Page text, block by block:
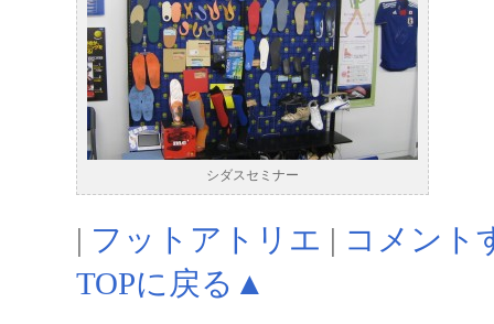
シダスセミナー
| フットアトリエ | コメント
TOPに戻る▲